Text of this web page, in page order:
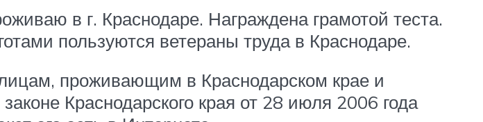
в г. Краснодаре. Награждена грамотой теста.
пользуются ветераны труда в Краснодаре.
проживающим в Краснодарском крае и
Краснодарского края от 28 июля 2006 года